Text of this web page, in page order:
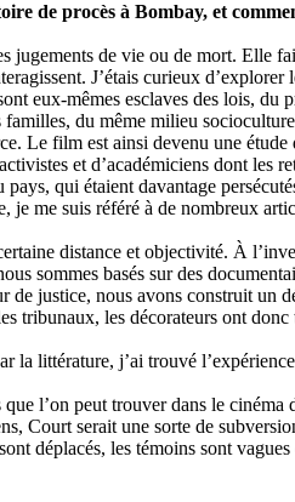
de procès à Bombay, et
de vie ou de mort. Elle
J’étais curieux
eux-mêmes esclaves des lois, du
familles, du même milieu
Le film est ainsi devenu une
et d’académiciens dont les
qui étaient davantage
je me suis référé à de nombreux
distance et objectivité. À
sommes basés sur des
justice, nous avons construit un
tribunaux, les décorateurs ont
littérature, j’ai trouvé
l’on peut trouver dans le
Court serait une sorte de
déplacés, les témoins sont